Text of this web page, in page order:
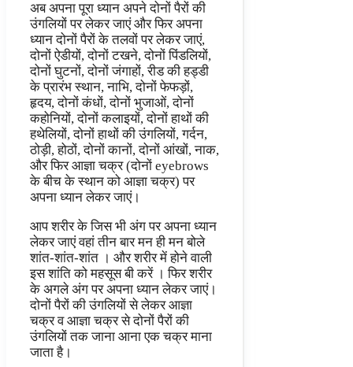
अब अपना पूरा ध्यान अपने दोनों पैरों की
उंगलियों पर लेकर जाएं और फिर अपना
ध्यान दोनों पैरों के तलवों पर लेकर जाएं,
दोनों ऐडीयों, दोनों टखने, दोनों पिंडलियों,
दोनों घुटनों, दोनों जंगाहों, रीड की हड्डी
के प्रारंभ स्थान, नाभि, दोनों फेफड़ों,
हृदय, दोनों कंधों, दोनों भुजाओं, दोनों
कहोनियों, दोनों कलाइयों, दोनों हाथों की
हथेलियों, दोनों हाथों की उंगलियों, गर्दन,
ठोड़ी, होठों, दोनों कानों, दोनों आंखों, नाक,
और फिर आज्ञा चक्र (दोनों eyebrows
के बीच के स्थान को आज्ञा चक्र) पर
अपना ध्यान लेकर जाएं।
आप शरीर के जिस भी अंग पर अपना ध्यान
लेकर जाएं वहां तीन बार मन ही मन बोले
शांत-शांत-शांत । और शरीर में होने वाली
इस शांति को महसूस बी करें । फिर शरीर
के अगले अंग पर अपना ध्यान लेकर जाएं।
दोनों पैरों की उंगलियों से लेकर आज्ञा
चक्र व आज्ञा चक्र से दोनों पैरों की
उंगलियों तक जाना आना एक चक्र माना
जाता है।